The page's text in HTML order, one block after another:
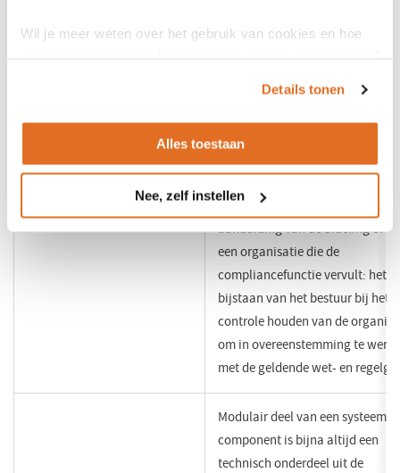
Wil je meer weten over het gebruik van cookies en hoe
Details tonen
Alles toestaan
Nee, zelf instellen
Compliance
wordt aangeduid dat een
overeenstemming met de
wet- en regelgeving. Het gaat
er naar schikken. Het is soms
aanduiding van de afdeling of
een organisatie die de
compliancefunctie vervult: het
bijstaan van het bestuur bij het
controle houden van de
om in overeenstemming te
met de geldende wet- en
Modulair deel van een systeem.
component is bijna altijd een
technisch onderdeel uit de